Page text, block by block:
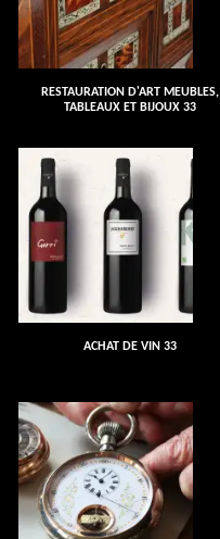
RESTAURATION D'ART MEUBLES,
TABLEAUX ET BIJOUX 33
ACHAT DE VIN 33